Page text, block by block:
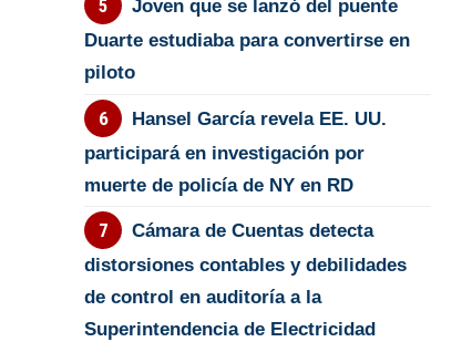
Joven que se lanzó del puente
Duarte estudiaba para convertirse en
piloto
Hansel García revela EE. UU.
participará en investigación por
muerte de policía de NY en RD
Cámara de Cuentas detecta
distorsiones contables y debilidades
de control en auditoría a la
Superintendencia de Electricidad